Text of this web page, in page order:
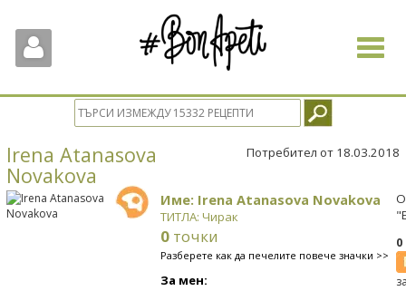
Toggle
Irena Atanasova
Novakova
Потребител от 18.03.2018
Име: Irena Atanasova Novakova
ТИТЛА: Чирак
0 точки
Разберете как да печелите повече значки >>
За мен: